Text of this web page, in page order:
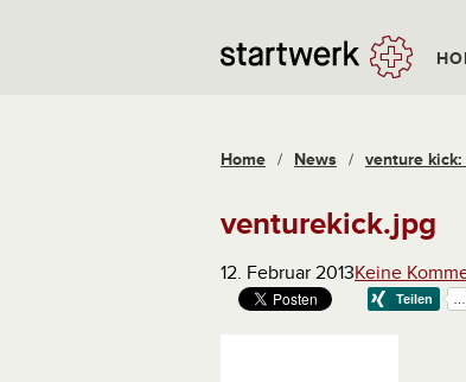
Home / News / venture
venturekick.jpg
12. Februar 2013Keine